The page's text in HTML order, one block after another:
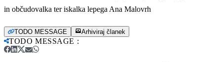
in občudovalka ter iskalka lepega Ana Malovrh
TODO MESSAGE Arhiviraj članek
TODO MESSAGE :